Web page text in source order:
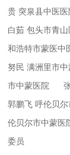
贵 突泉县中医
白茹 包头市青
和浩特市蒙医
努民 满洲里市
市中蒙医院
郭鹏飞 呼伦贝
伦贝尔市中蒙
委员